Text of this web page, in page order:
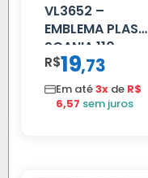
VL3652 –
EMBLEMA PLAST
SCANIA 110
CROMADO
R$19,73
Em até3x de R$
6,57 sem juros